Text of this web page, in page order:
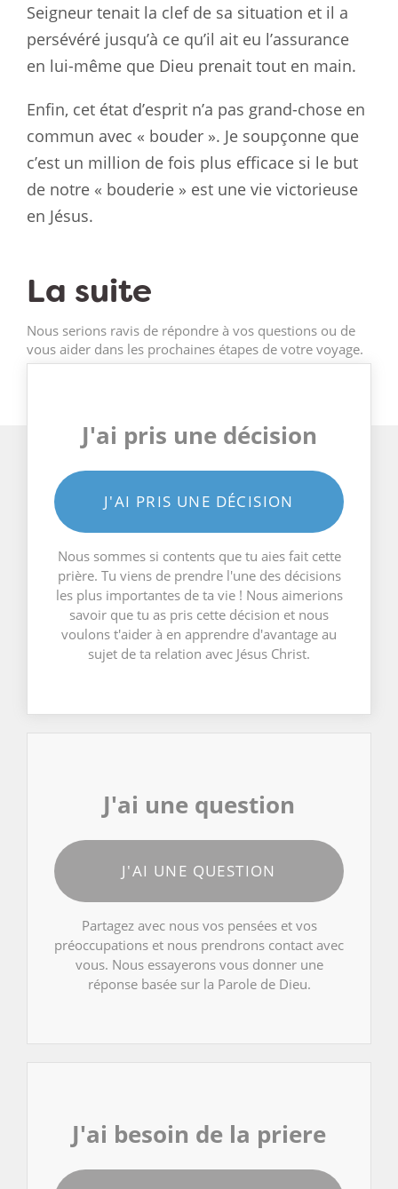
Seigneur tenait la clef de sa situation et il a
persévéré jusqu’à ce qu’il ait eu l’assurance
en lui-même que Dieu prenait tout en main.
Enfin, cet état d’esprit n’a pas grand-chose en
commun avec « bouder ». Je soupçonne que
c’est un million de fois plus efficace si le but
de notre « bouderie » est une vie victorieuse
en Jésus.
La suite
Nous serions ravis de répondre à vos questions ou de
vous aider dans les prochaines étapes de votre voyage.
J'ai pris une décision
J'AI PRIS UNE DÉCISION
Nous sommes si contents que tu aies fait cette
prière. Tu viens de prendre l'une des décisions
les plus importantes de ta vie ! Nous aimerions
savoir que tu as pris cette décision et nous
voulons t'aider à en apprendre d'avantage au
sujet de ta relation avec Jésus Christ.
J'ai une question
J'AI UNE QUESTION
Partagez avec nous vos pensées et vos
préoccupations et nous prendrons contact avec
vous. Nous essayerons vous donner une
réponse basée sur la Parole de Dieu.
J'ai besoin de la priere